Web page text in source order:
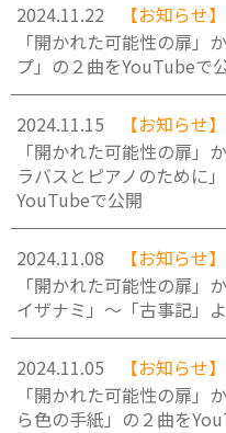
2024.11.22
【お知らせ】
「開かれた可能性の扉」
プ」の２曲をYouTubeで
2024.11.15
【お知らせ】
「開かれた可能性の扉」
ラバスとピアノのために
YouTubeで公開
2024.11.08
【お知らせ】
「開かれた可能性の扉」
イザナミ」～「古事記」
2024.11.05
【お知らせ】
「開かれた可能性の扉」
ら色の手紙」の２曲を